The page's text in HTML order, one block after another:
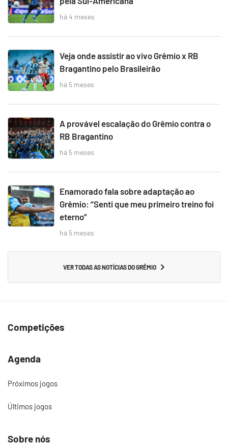
há 4 meses
Veja onde assistir ao vivo Grêmio x RB
Bragantino pelo Brasileirão
há 5 meses
A provável escalação do Grêmio contra o
RB Bragantino
há 5 meses
Enamorado fala sobre adaptação ao
Grêmio: “Senti que meu primeiro treino foi
eterno”
há 5 meses
VER TODAS AS NOTÍCIAS DO GRÊMIO
Competições
Agenda
Próximos jogos
Últimos jogos
Sobre nós